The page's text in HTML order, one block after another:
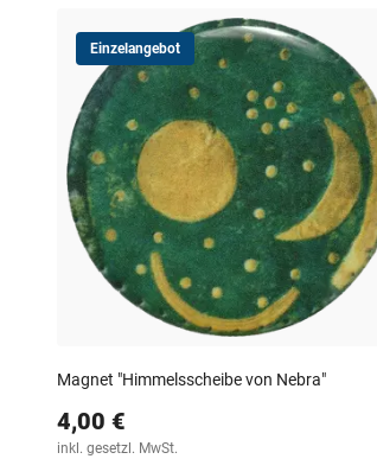
Einzelangebot
Magnet "Himmelsscheibe von Nebra"
4,00 €
inkl. gesetzl. MwSt.